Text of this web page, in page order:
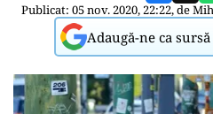
Publicat: 05 nov. 2020, 22:22, de
Adaugă-ne ca